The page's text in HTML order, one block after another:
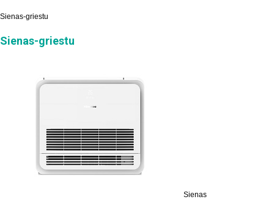
Sienas-griestu
Sienas-griestu
Sienas